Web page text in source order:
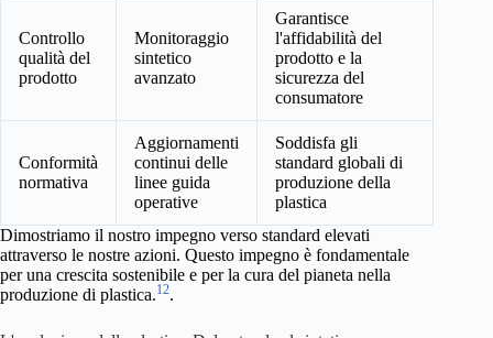
Controllo
qualità del
prodotto
Monitoraggio
sintetico
avanzato
Garantisce
l'affidabilità del
prodotto e la
sicurezza del
consumatore
Conformità
normativa
Aggiornamenti
continui delle
linee guida
operative
Soddisfa gli
standard globali di
produzione della
plastica
Dimostriamo il nostro impegno verso standard elevati
attraverso le nostre azioni. Questo impegno è fondamentale
per una crescita sostenibile e per la cura del pianeta nella
produzione di plastica.12.